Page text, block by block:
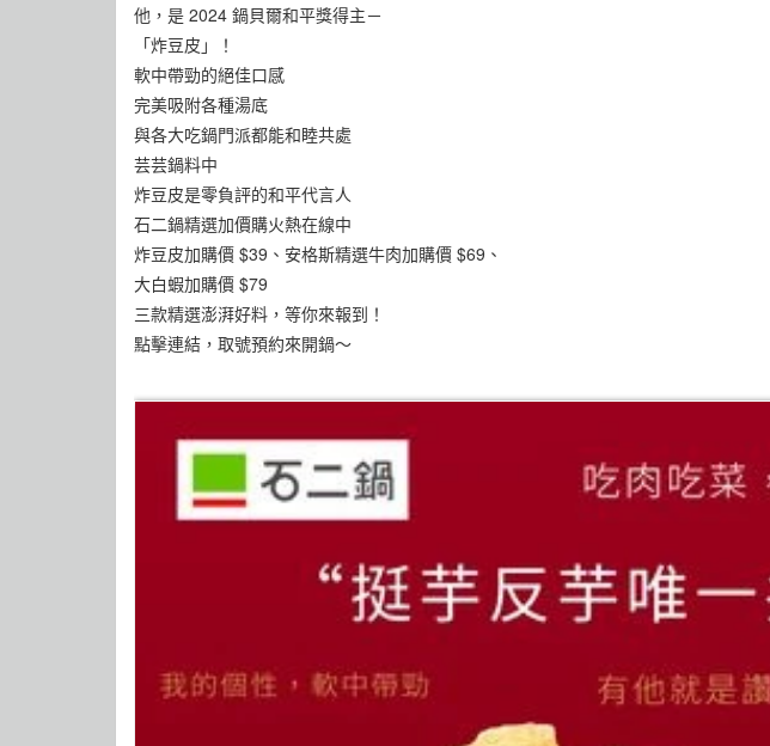
他，是 2024 鍋貝爾和平獎得主－
「炸豆皮」！
軟中帶勁的絕佳口感
完美吸附各種湯底
與各大吃鍋門派都能和睦共處
芸芸鍋料中
炸豆皮是零負評的和平代言人
石二鍋精選加價購火熱在線中
炸豆皮加購價 $39、安格斯精選牛肉加購價 $69、
大白蝦加購價 $79
三款精選澎湃好料，等你來報到！
點擊連結，取號預約來開鍋～